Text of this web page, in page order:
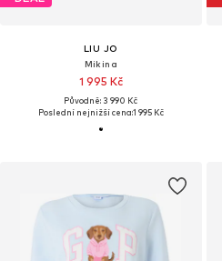
LIU JO
Mikina
1 995 Kč
Původně: 3 990 Kč
Poslední nejnižší cena:1 995 Kč